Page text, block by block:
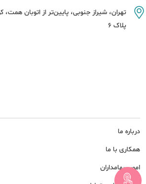
درباره ما
همکاری با ما
امور سهامداران
پلاک 6